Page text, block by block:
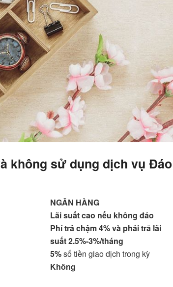
không sử dụng dịch vụ Đáo
NGÂN HÀNG
Lãi suất cao nếu không đáo
Phí trả chậm 4% và phải trả lãi
suất 2.5%-3%/tháng
5%số tiền giao dịch trong kỳ
Không